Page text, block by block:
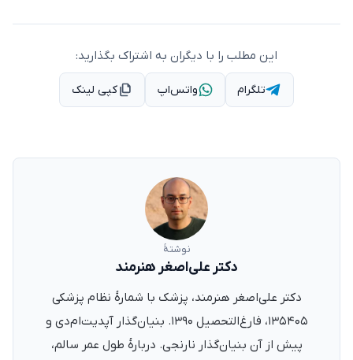
این مطلب را با دیگران به اشتراک بگذارید:
تلگرام واتس‌اپ کپی لینک
نوشتهٔ
دکتر علی‌اصغر هنرمند
دکتر علی‌اصغر هنرمند، پزشک با شمارهٔ نظام پزشکی
۱۳۵۴۰۵، فارغ‌التحصیل ۱۳۹۰. بنیان‌گذار آپدیت‌ام‌دی و
پیش از آن بنیان‌گذار نارنجی. دربارهٔ طول عمر سالم،